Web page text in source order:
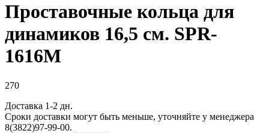
Проставочные кольца для
динамиков 16,5 см. SPR-
1616M
270
Доставка 1-2 дн.
Сроки доставки могут быть меньше, уточняйте у менеджера
8(3822)97-99-00.